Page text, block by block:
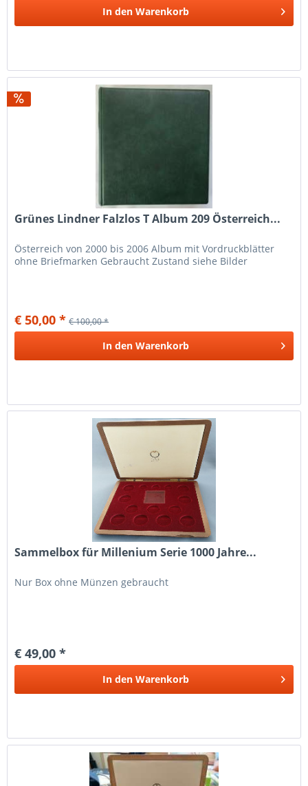
In den Warenkorb
Grünes Lindner Falzlos T Album 209 Österreich...
Österreich von 2000 bis 2006 Album mit Vordruckblätter
ohne Briefmarken Gebraucht Zustand siehe Bilder
€ 50,00 * € 100,00 *
In den Warenkorb
Sammelbox für Millenium Serie 1000 Jahre...
Nur Box ohne Münzen gebraucht
€ 49,00 *
In den Warenkorb